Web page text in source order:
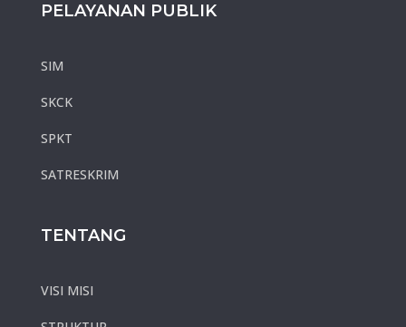
PELAYANAN PUBLIK
SIM
SKCK
SPKT
SATRESKRIM
TENTANG
VISI MISI